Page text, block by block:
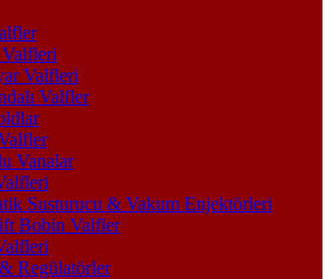
Valfleri
Valfler
Vanalar
Susturucu & Vakum Enjektörleri
Bobin Valfler
& Regülatörler